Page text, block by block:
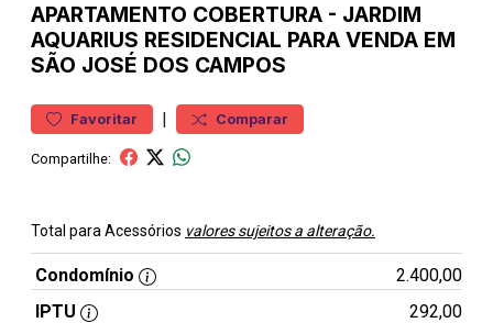
APARTAMENTO COBERTURA - JARDIM
AQUARIUS RESIDENCIAL PARA VENDA EM
SÃO JOSÉ DOS CAMPOS
Favoritar | Comparar
Compartilhe:
Total para Acessórios valores sujeitos a alteração.
Condomínio
2.400,00
IPTU
292,00